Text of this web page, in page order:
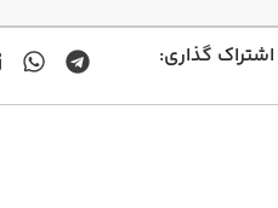
اشتراک گذاری: